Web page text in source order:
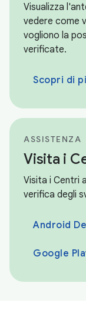
Visualizza
vedere come
vogliono la
verificate.
Scopri di
ASSISTENZA
Visita i
Visita i Centri
verifica degli
Android
Google